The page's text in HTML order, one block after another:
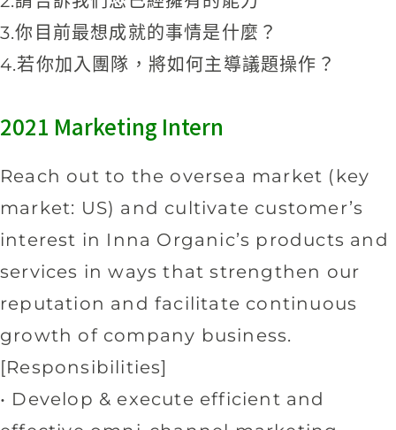
3.你目前最想成就的事情是什麼？
4.若你加入團隊，將如何主導議題操作？
2021 Marketing Intern
Reach out to the oversea market (key
market: US) and cultivate customer’s
interest in Inna Organic’s products and
services in ways that strengthen our
reputation and facilitate continuous
growth of company business.
[Responsibilities]
• Develop & execute efficient and